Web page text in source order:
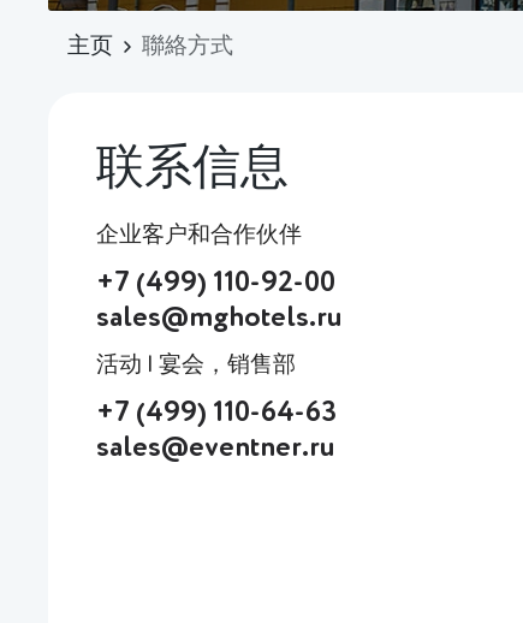
主页 聯絡方式
联系信息
企业客户和合作伙伴
+7 (499) 110-92-00
sales@mghotels.ru
活动 | 宴会，销售部
+7 (499) 110-64-63
sales@eventner.ru